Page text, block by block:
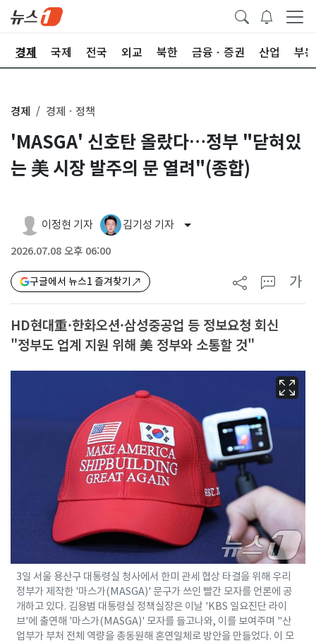
경제 국제 전국 외교 북한 금융ㆍ증권 산업 부
경제 경제ㆍ정책
'MASGA' 신호탄 올랐다…정부 "닫혀있
는 美 시장 발주의 문 열려"(종합)
이정현 기자 김기성 기자
2026.07.08 오후 06:00
구글에서 뉴스1 즐겨찾기 가
HD현대重·한화오션·삼성중공업 등 정보요청 회신
"정부도 업계 지원 위해 美 정부와 소통할 것"
3일 서울 용산구 대통령실 청사에서 한미 관세 협상 타결을 위해 우리
정부가 제작한 '마스가(MASGA)' 문구가 쓰인 빨간 모자를 언론에 공
개하고 있다. 김용범 대통령실 정책실장은 이날 'KBS 일요진단 라이
브'에 출연해 '마스가(MASGA)' 모자를 들고나와, 이를 보여주며 "산
업부가 부처 전체 역량을 총동원해 혼연일체로 방안을 만들었다. 이 모